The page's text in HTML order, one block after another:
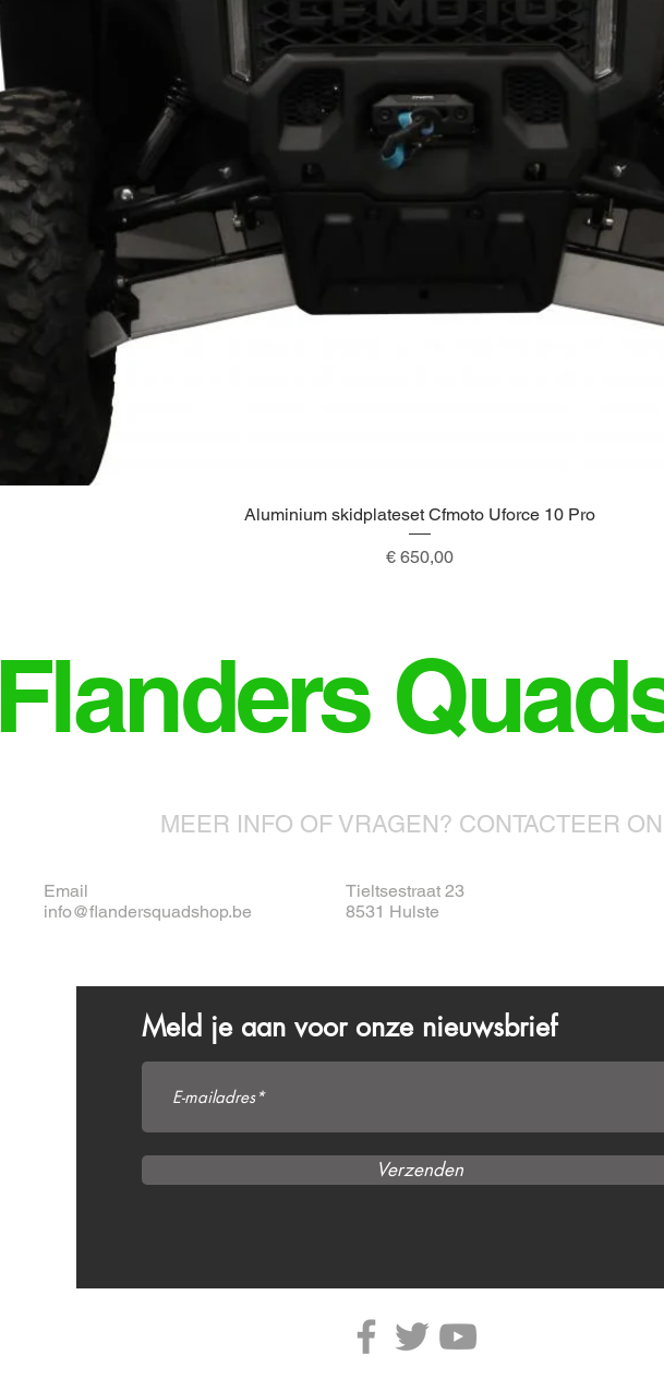
Snel overzicht
Aluminium skidplateset Cfmoto Uforce 10 Pro
Prijs
€ 650,00
Flanders
MEER INFO OF VRAGEN? CONTACTEER
Email
info@flandersquadshop.be
Tieltsestraat 23
8531 Hulste
Meld je aan voor onze nieuwsbrief
Verzenden